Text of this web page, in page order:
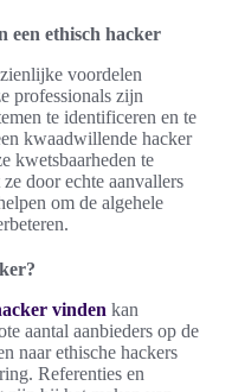
een ethisch hacker
voordelen
professionals zijn
te identificeren en te
kwaadwillende hacker
kwetsbaarheden te
door echte aanvallers
om de algehele
vinden kan
aantal aanbieders op de
naar ethische hackers
Referenties en